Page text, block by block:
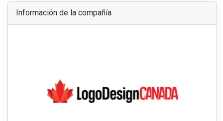
Información de la compañía